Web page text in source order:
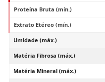
Proteína Bruta (mín.)
Extrato Etéreo (mín.)
Umidade (máx.)
Matéria Fibrosa (máx.)
Matéria Mineral (máx.)